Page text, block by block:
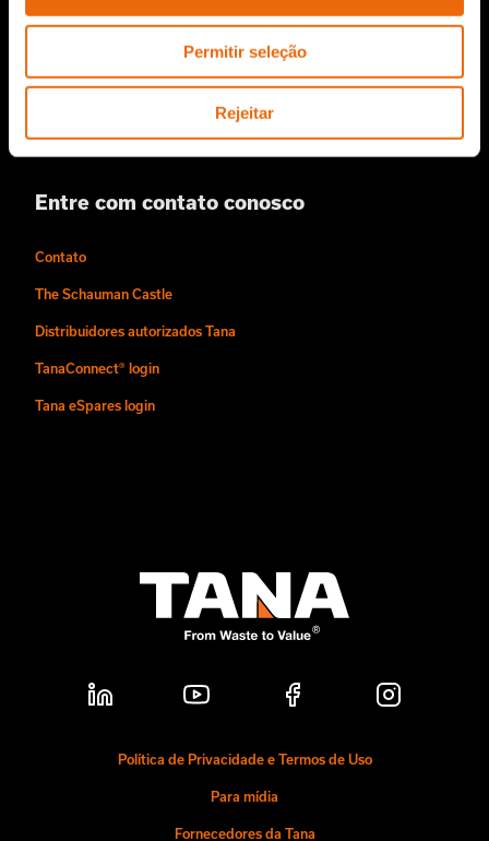
Permitir seleção
Rejeitar
O estilo Tana de trabalhar
Entre com contato conosco
Contato
The Schauman Castle
Distribuidores autorizados Tana
TanaConnect® login
Tana eSpares login
Política de Privacidade e Termos de Uso
Para mídia
Fornecedores da Tana